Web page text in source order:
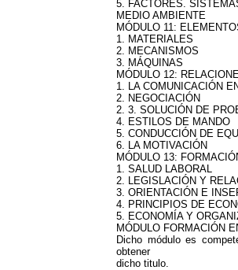
5. FACTORES.
MEDIO AMBIENTE
MÓDULO 11:
1. MATERIALES
2. MECANISMOS
3. MÁQUINAS
MÓDULO 12:
1. LA COMUNICACIÓN
2. NEGOCIACIÓN
2. 3. SOLUCIÓN DE
4. ESTILOS DE MANDO
5. CONDUCCIÓN DE
6. LA MOTIVACIÓN
MÓDULO 13:
1. SALUD LABORAL
2. LEGISLACIÓN Y
3. ORIENTACIÓN E
4. PRINCIPIOS DE
5. ECONOMÍA Y
MÓDULO FORMACIÓN
Dicho módulo es
obtener
dicho titulo.